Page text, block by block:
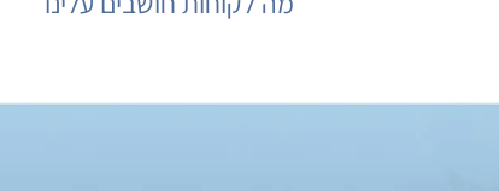
G O O G L E R E V I E W S